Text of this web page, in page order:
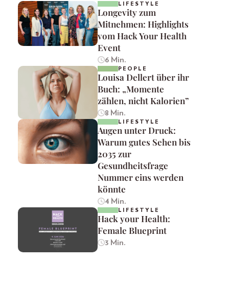
LIFESTYLE
Longevity zum
Mitnehmen: Highlights
vom Hack Your Health
Event
6 Min.
PEOPLE
Louisa Dellert über ihr
Buch: „Momente
zählen, nicht Kalorien”
8 Min.
LIFESTYLE
Augen unter Druck:
Warum gutes Sehen bis
2035 zur
Gesundheitsfrage
Nummer eins werden
könnte
4 Min.
LIFESTYLE
Hack your Health:
Female Blueprint
3 Min.